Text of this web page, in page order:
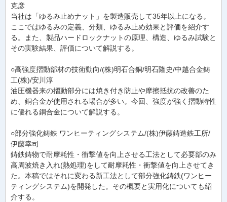
克彦
当社は「ゆるみ止めナット」を製造販売して35年以上になる。
ここではゆるみの定義、分類、ゆるみ止め効果と評価を紹介す
る。また、製品ハードロックナットの原理、構造、ゆるみ試験と
その実験結果、評価について解説する。
○高強度摺動部材の技術動向/(株)明石合銅/明石隆史/中越合金鋳
工(株)/安川淳
油圧機器来の摺動部分には焼き付き防止や摩擦抵抗の改善のた
め、銅合金が使用される場合が多い。今回、強度が強く摺動特性
に優れる銅合金について解説する。
○部分強化鋳鉄 ワンヒーティングシステム/(株)伊藤鋳造鉄工所/
伊藤幸司
鋳鉄鋳物で耐摩耗性・衝撃値を向上させる工法として必要部のみ
高周波焼き入れ(熱処理)をして耐摩耗性・衝撃値を向上させてき
た。本稿ではそれに変わる新工法として部分強化鋳鉄(ワンヒー
ティングシステム)を開発した。その概要と実用化についても紹
介する。